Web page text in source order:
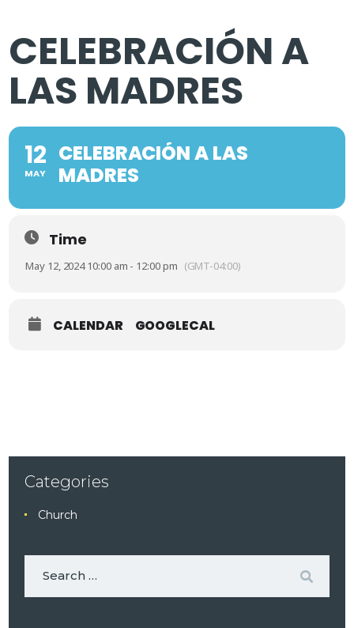
CELEBRACIÓN A
LAS MADRES
12
MAY
CELEBRACIÓN A LAS
MADRES
Time
May 12, 2024 10:00 am - 12:00 pm (GMT-04:00)
CALENDAR GOOGLECAL
Categories
Church